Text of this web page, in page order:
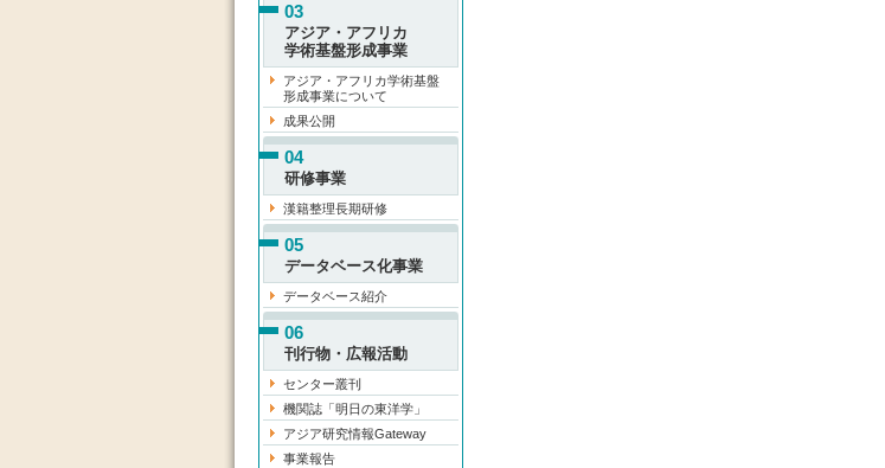
03
アジア・アフリカ
学術基盤形成事業
アジア・アフリカ学術基盤
形成事業について
成果公開
04
研修事業
漢籍整理長期研修
05
データベース化事業
データベース紹介
06
刊行物・広報活動
センター叢刊
機関誌「明日の東洋学」
アジア研究情報Gateway
事業報告